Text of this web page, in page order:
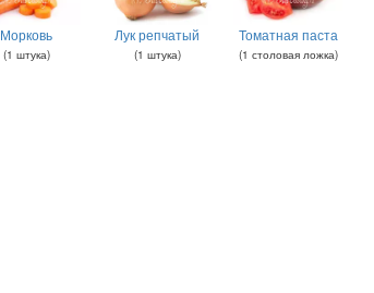
Морковь
(1 штука)
Лук репчатый
(1 штука)
Томатная паста
(1 столовая ложка)